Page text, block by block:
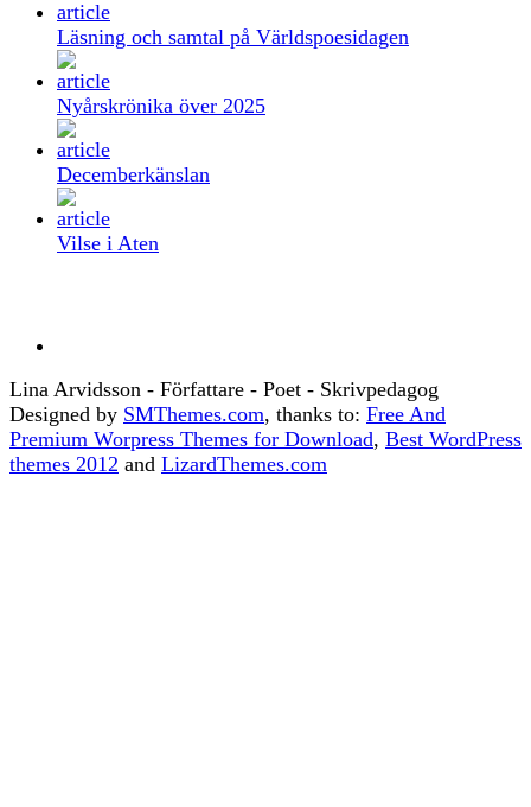
Läsning och samtal på Världspoesidagen
Nyårskrönika över 2025
Decemberkänslan
Vilse i Aten
Lina Arvidsson - Författare - Poet - Skrivpedagog
Designed by SMThemes.com, thanks to: Free And
Premium Worpress Themes for Download, Best WordPress
themes 2012 and LizardThemes.com